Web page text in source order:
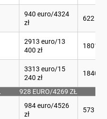
940 euro/4324
zł
622 l
2913 euro/13
400 zł
1801 l
3313 euro/15
240 zł
1840 l
928 EURO/4269 ZŁ
984 euro/4526
zł
573 l